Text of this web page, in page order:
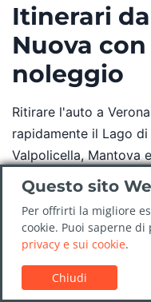
Itinerari
Nuova
noleggio
Ritirare l'auto a
rapidamente il Lago
Valpolicella, Mantova
tre tappe funzionano
parte di un itinerario
Questo sito
Per offrirti la migliore
cookie. Puoi saperne
privacy e sui cookie.
Chiudi